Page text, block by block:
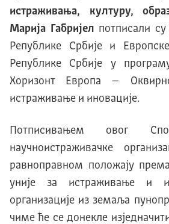
истраживања, културу,
Марија Габријел потписали
Републике Србије и
Републике Србије у
Хоризонт Европа –
истраживање и иновације.
Потписивањем овог
научноистраживачке
равноправном положају
уније за истраживање и
организације из земаља
чиме ће се донекле